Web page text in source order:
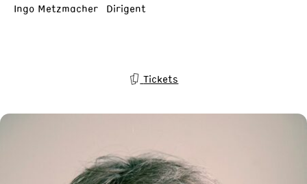
Ingo Metzmacher Dirigent
Tickets